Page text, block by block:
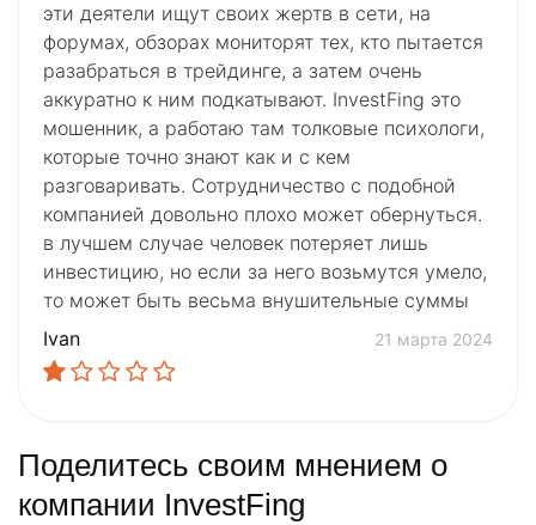
эти деятели ищут своих жертв в сети, на
форумах, обзорах мониторят тех, кто пытается
разабраться в трейдинге, а затем очень
аккуратно к ним подкатывают. InvestFing это
мошенник, а работаю там толковые психологи,
которые точно знают как и с кем
разговаривать. Сотрудничество с подобной
компанией довольно плохо может обернуться.
в лучшем случае человек потеряет лишь
инвестицию, но если за него возьмутся умело,
то может быть весьма внушительные суммы
Ivan
21 марта 2024
Поделитесь своим мнением о
компании InvestFing